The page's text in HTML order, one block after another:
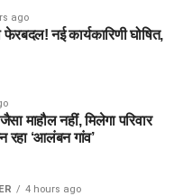
ago
नई कार्यकारिणी घोषित,
माहौल नहीं, मिलेगा परिवार
रहा ‘आलंबन गांव’
4 hours ago